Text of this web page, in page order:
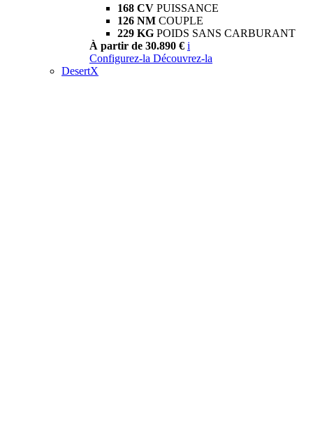
168 CV PUISSANCE
126 NM COUPLE
229 KG POIDS SANS CARBURANT
À partir de 30.890 € i
Configurez-la Découvrez-la
DesertX